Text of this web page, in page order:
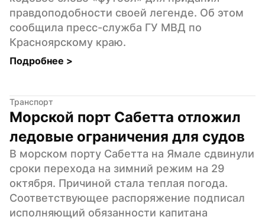
правдоподобности своей легенде. Об этом
сообщила пресс-служба ГУ МВД по
Красноярскому краю.
Подробнее >
Транспорт
Морской порт Сабетта отложил
ледовые ограничения для судов
В морском порту Сабетта на Ямале сдвинули
сроки перехода на зимний режим на 29
октября. Причиной стала теплая погода.
Соответствующее распоряжение подписал
исполняющий обязанности капитана